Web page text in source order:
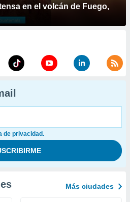
en el volcán de Fuego,
de privacidad.
Más ciudades